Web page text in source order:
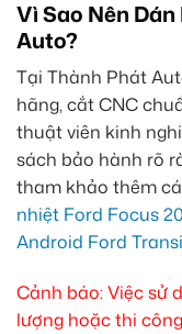
Vì Sao Nên Dán
Auto?
Tại Thành Phát
hãng, cắt CNC
thuật viên kinh
sách bảo hành rõ
tham khảo thêm
nhiệt Ford Focus
Android Ford
Cảnh báo: Việc sử
lượng hoặc thi